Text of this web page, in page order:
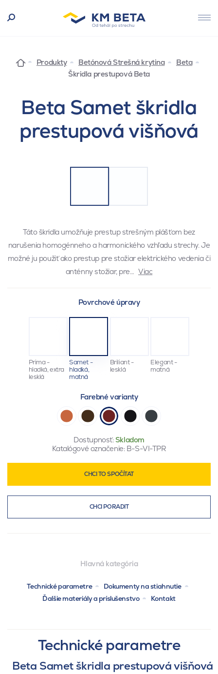
Produkty Betónová Strešná krytina
Beta
Škridla prestupová Beta
Beta Samet škridla
prestupová višňová
Táto škridla umožňuje prestup strešným plášťom bez
narušenia homogénneho a harmonického vzhľadu strechy. Je
možné ju použiť ako prestup pre stožiar elektrického vedenia či
anténny stožiar, pre… Viac
Povrchové úpravy
Prima -
hladká, extra
lesklá
Samet -
hladká,
matná
Briliant -
lesklá
Elegant -
matná
Farebné varianty
Dostupnosť:Skladom
Katalógové označenie: B-S-VI-TPR
CHCI TO SPOČÍTAT
CHCI PORADIT
Hlavná kategória
Technické parametre
Dokumenty na stiahnutie
Ďalšie materiály a príslušenstvo
Kontakt
Technické parametre
Beta Samet škridla prestupová višňová